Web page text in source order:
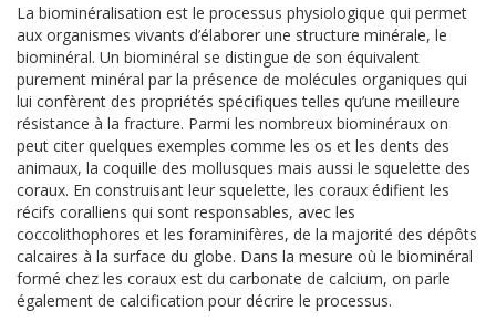
La biominéralisation est le processus physiologique qui permet
aux organismes vivants d’élaborer une structure minérale, le
biominéral. Un biominéral se distingue de son équivalent
purement minéral par la présence de molécules organiques qui
lui confèrent des propriétés spécifiques telles qu’une meilleure
résistance à la fracture. Parmi les nombreux biominéraux on
peut citer quelques exemples comme les os et les dents des
animaux, la coquille des mollusques mais aussi le squelette des
coraux. En construisant leur squelette, les coraux édifient les
récifs coralliens qui sont responsables, avec les
coccolithophores et les foraminifères, de la majorité des dépôts
calcaires à la surface du globe. Dans la mesure où le biominéral
formé chez les coraux est du carbonate de calcium, on parle
également de calcification pour décrire le processus.